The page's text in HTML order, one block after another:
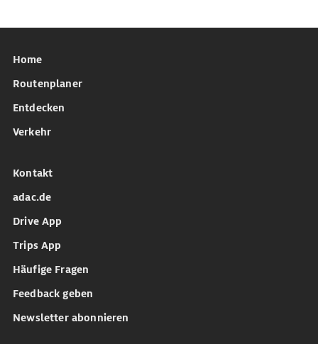
Home
Routenplaner
Entdecken
Verkehr
Kontakt
adac.de
Drive App
Trips App
Häufige Fragen
Feedback geben
Newsletter abonnieren